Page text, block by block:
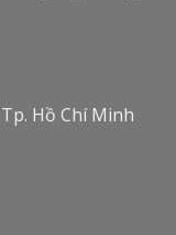
Hồ Chí Minh